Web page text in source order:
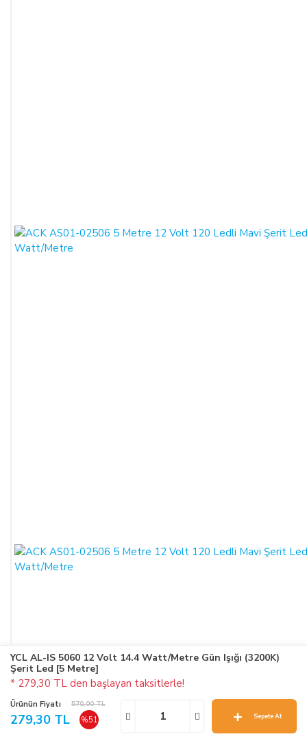
YCL AL-IS 5060 12 Volt 14.4 Watt/Metre Gün Işığı (3200K)
Şerit Led [5 Metre]
* 279,30 TL den başlayan taksitlerle!
Ürünün Fiyatı 570,00 TL
279,30 TL %51 Sepete At